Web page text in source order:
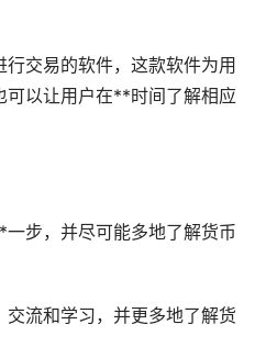
交易的软件，这款软件为用
可以让用户在**时间了解相应
步，并尽可能多地了解货币
流和学习，并更多地了解货